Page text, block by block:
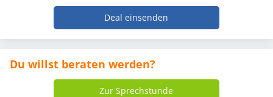
Deal einsenden
Du willst beraten werden?
Zur Sprechstunde